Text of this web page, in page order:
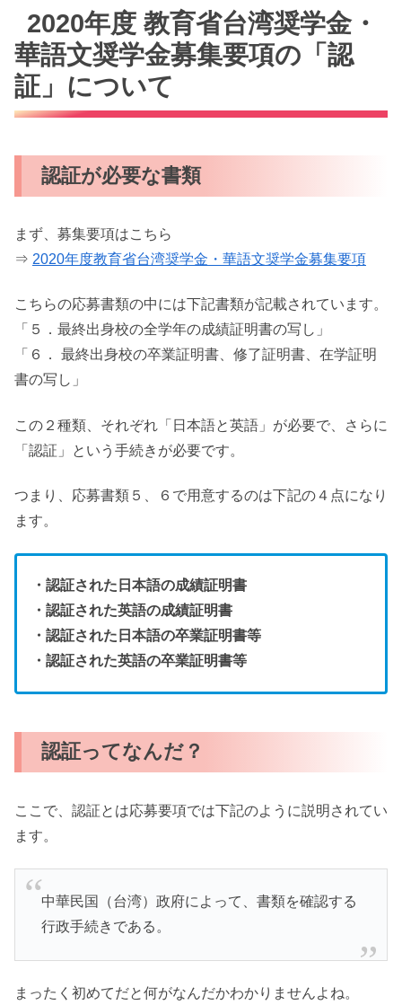
2020年度 教育省台湾奨学金・
華語文奨学金募集要項の「認
証」について
認証が必要な書類
まず、募集要項はこちら
⇒ 2020年度教育省台湾奨学金・華語文奨学金募集要項
こちらの応募書類の中には下記書類が記載されています。
「５．最終出身校の全学年の成績証明書の写し」
「６． 最終出身校の卒業証明書、修了証明書、在学証明
書の写し」
この２種類、それぞれ「日本語と英語」が必要で、さらに
「認証」という手続きが必要です。
つまり、応募書類５、６で用意するのは下記の４点になり
ます。
・認証された日本語の成績証明書
・認証された英語の成績証明書
・認証された日本語の卒業証明書等
・認証された英語の卒業証明書等
認証ってなんだ？
ここで、認証とは応募要項では下記のように説明されてい
ます。
中華民国（台湾）政府によって、書類を確認する
行政手続きである。
まったく初めてだと何がなんだかわかりませんよね。